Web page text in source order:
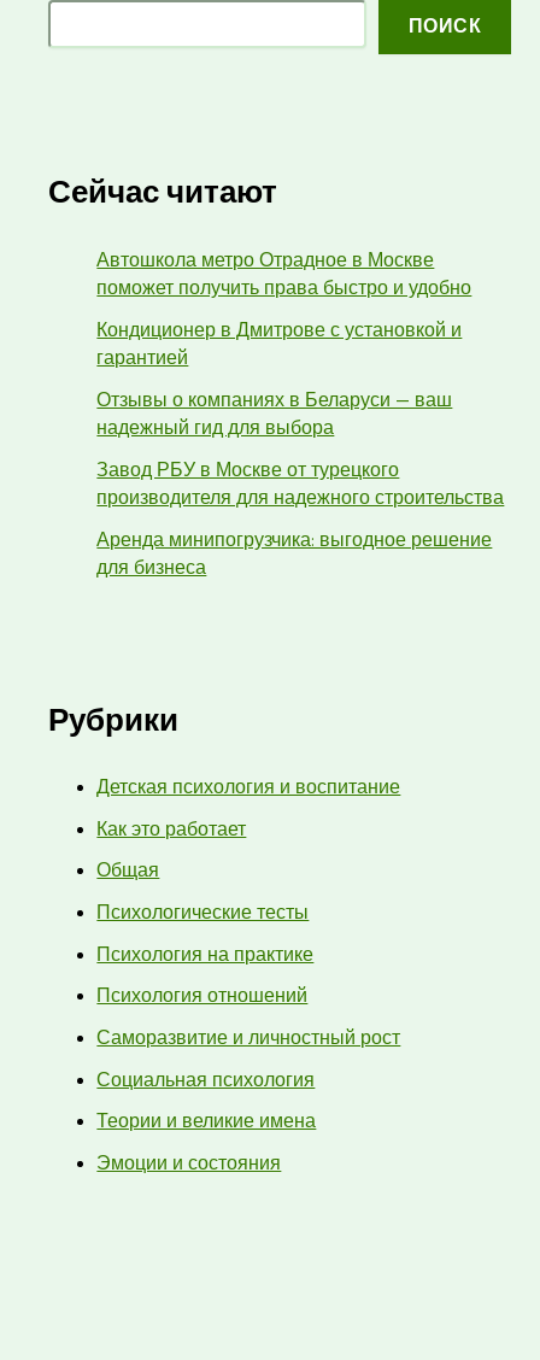
ПОИСК
Сейчас читают
Автошкола метро Отрадное в Москве
поможет получить права быстро и удобно
Кондиционер в Дмитрове с установкой и
гарантией
Отзывы о компаниях в Беларуси — ваш
надежный гид для выбора
Завод РБУ в Москве от турецкого
производителя для надежного строительства
Аренда минипогрузчика: выгодное решение
для бизнеса
Рубрики
Детская психология и воспитание
Как это работает
Общая
Психологические тесты
Психология на практике
Психология отношений
Саморазвитие и личностный рост
Социальная психология
Теории и великие имена
Эмоции и состояния